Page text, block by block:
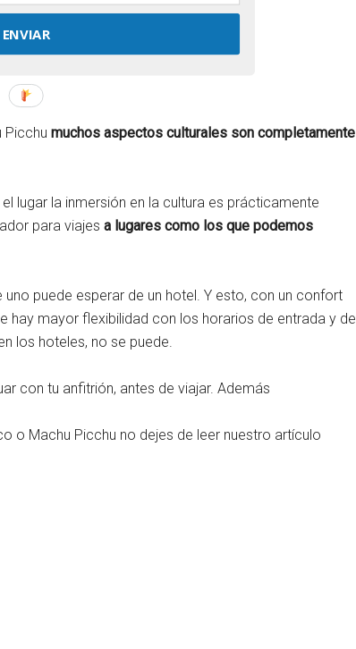
ENVIAR
Picchu muchos aspectos culturales son completamente
lugar la inmersión en la cultura es prácticamente
para viajes a lugares como los que podemos
puede esperar de un hotel. Y esto, con un confort
hay mayor flexibilidad con los horarios de entrada y de
los hoteles, no se puede.
con tu anfitrión, antes de viajar. Además
o Machu Picchu no dejes de leer nuestro artículo